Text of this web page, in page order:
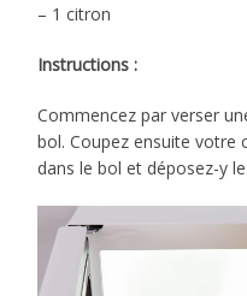
– 1 citron
Instructions :
Commencez par verser
bol. Coupez ensuite votre
dans le bol et déposez-y